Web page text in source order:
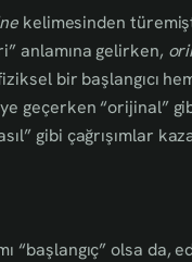
kelimesinden
anlamına gelirken,
bir başlangıcı
geçerken “orijinal”
gibi çağrışımlar
“başlangıç” olsa